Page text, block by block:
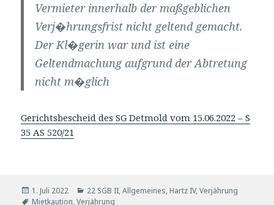
Vermieter innerhalb der maßgeblichen
Verj�hrungsfrist nicht geltend gemacht.
Der Kl�gerin war und ist eine
Geltendmachung aufgrund der Abtretung
nicht m�glich
Gerichtsbescheid des SGDetmold vom 15.06.2022 – S
35 AS 520/21
Veröffentlicht
am
1. Juli 2022 Kategorien
22 SGB II,Allgemeines, Hartz IV,Verjährung
Schlagwörter
Mietkaution,Verjährung